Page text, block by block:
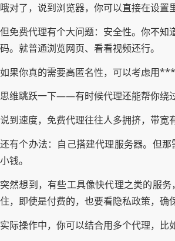
哦对了，说到浏览器，你可以直接在设
但免费代理有个大问题：安全性。你不
码。就普通浏览网页、看看视频还行。
如果你真的需要高匿名性，可以考虑用
思维跳跃一下——有时候代理还能帮你绕
说到速度，免费代理往往人多拥挤，带
还有个办法：自己搭建代理服务器。但
小钱。
突然想到，有些工具像快代理之类的服
住，即使是付费的，也要看隐私政策，确
实际操作中，你可以结合用多个代理，